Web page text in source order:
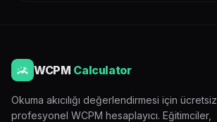
WCPM Calculator
Okuma akıcılığı değerlendirmesi için ücretsiz
profesyonel WCPM hesaplayıcı. Eğitimciler,